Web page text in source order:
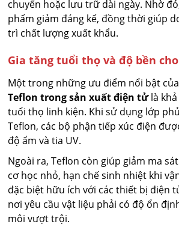
chuyển hoặc lưu trữ dài ngày. Nhờ
phẩm giảm đáng kể, đồng thời giúp
trì chất lượng xuất khẩu.
Gia tăng tuổi thọ và độ bền
Một trong những ưu điểm nổi bật của
Teflon trong sản xuất điện tửlà khả
tuổi thọ linh kiện. Khi sử dụng lớp
Teflon, các bộ phận tiếp xúc điện
độ ẩm và tia UV.
Ngoài ra, Teflon còn giúp giảm ma
cơ học nhỏ, hạn chế sinh nhiệt khi
đặc biệt hữu ích với các thiết bị điện
nơi yêu cầu vật liệu phải có độ ổn
môi vượt trội.